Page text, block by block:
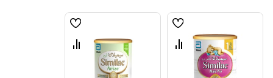
قائمة
قارن
قائمة
قارن